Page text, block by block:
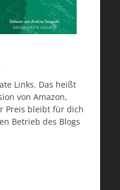
Links. Das heißt
von Amazon,
Preis bleibt für dich
Betrieb des Blogs